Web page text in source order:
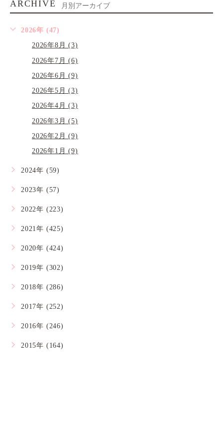
ARCHIVE 月別アーカイブ
2026年 (47)
2026年8月 (3)
2026年7月 (6)
2026年6月 (9)
2026年5月 (3)
2026年4月 (3)
2026年3月 (5)
2026年2月 (9)
2026年1月 (9)
2024年 (59)
2023年 (57)
2022年 (223)
2021年 (425)
2020年 (424)
2019年 (302)
2018年 (286)
2017年 (252)
2016年 (246)
2015年 (164)